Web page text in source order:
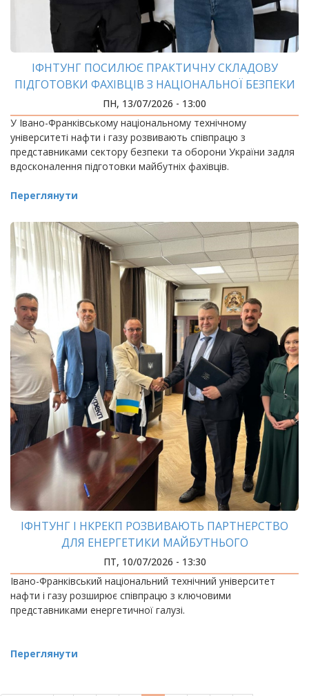
ІФНТУНГ ПОСИЛЮЄ ПРАКТИЧНУ СКЛАДОВУ
ПІДГОТОВКИ ФАХІВЦІВ З НАЦІОНАЛЬНОЇ БЕЗПЕКИ
ПН, 13/07/2026 - 13:00
У Івано-Франківському національному технічному
університеті нафти і газу розвивають співпрацю з
представниками сектору безпеки та оборони України задля
вдосконалення підготовки майбутніх фахівців.
Переглянути
ІФНТУНГ І НКРЕКП РОЗВИВАЮТЬ ПАРТНЕРСТВО
ДЛЯ ЕНЕРГЕТИКИ МАЙБУТНЬОГО
ПТ, 10/07/2026 - 13:30
Івано-Франківський національний технічний університет
нафти і газу розширює співпрацю з ключовими
представниками енергетичної галузі.
Переглянути